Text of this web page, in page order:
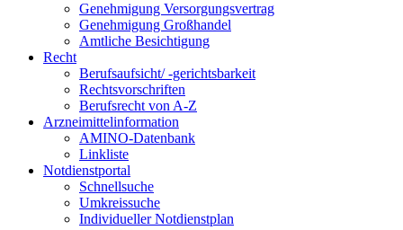
Genehmigung Versorgungsvertrag
Genehmigung Großhandel
Amtliche Besichtigung
Recht
Berufsaufsicht/ -gerichtsbarkeit
Rechtsvorschriften
Berufsrecht von A-Z
Arzneimittelinformation
AMINO-Datenbank
Linkliste
Notdienstportal
Schnellsuche
Umkreissuche
Individueller Notdienstplan